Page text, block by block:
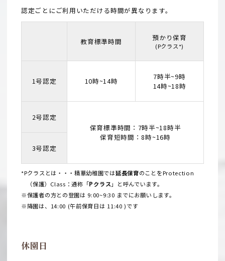
認定ごとにご利用いただける時間が異なります。
教育標準時間 預かり保育
(Pクラス*)
1号認定 10時~14時
7時半~9時
14時~18時
2号認定
保育標準時間：7時半~18時半
保育短時間：8時~16時
3号認定
*Pクラスとは・・・精華幼稚園では延長保育のことをProtection
（保護）Class：通称「Pクラス 」と呼んでいます。
※保護者の方との登園は 9:00~9:30 までにお願いします。
※降園は、14:00 (午前保育日は 11:40 )です
休園日